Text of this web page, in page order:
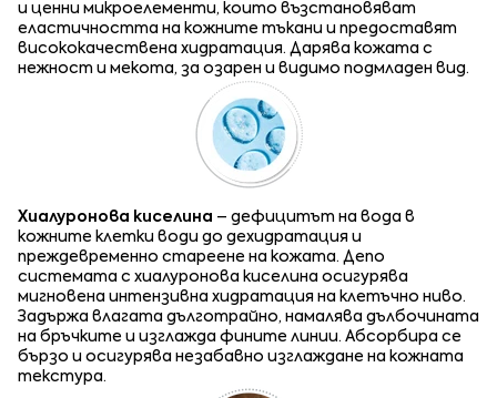
и ценни микроелементи, които възстановяват
еластичността на кожните тъкани и предоставят
висококачествена хидратация. Дарява кожата с
нежност и мекота, за озарен и видимо подмладен вид.
Хиалуронова киселина – дефицитът на вода в
кожните клетки води до дехидратация и
преждевременно стареене на кожата. Депо
системата с хиалуронова киселина осигурява
мигновена интензивна хидратация на клетъчно ниво.
Задържа влагата дълготрайно, намалява дълбочината
на бръчките и изглажда фините линии. Абсорбира се
бързо и осигурява незабавно изглаждане на кожната
текстура.